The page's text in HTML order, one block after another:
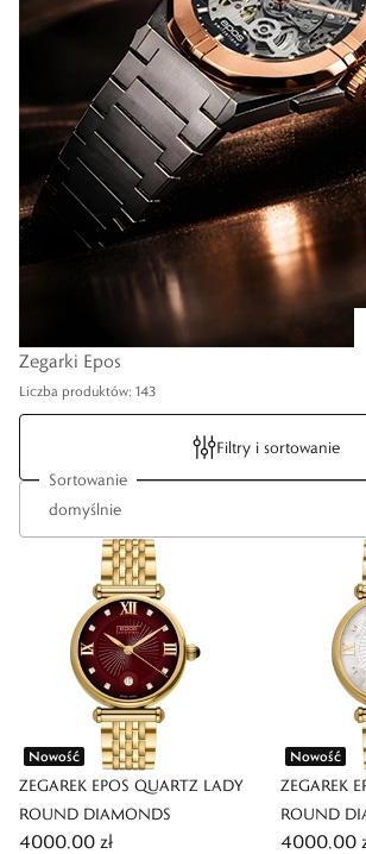
Zegarki Epos
Liczba produktów: 143
Filtry i sortowanie
Sortowanie
Nowość
ZEGAREK EPOS QUARTZ LADY
ROUND DIAMONDS
4000,00 zł
Nowość
ZEGAREK
ROUND
4000,00